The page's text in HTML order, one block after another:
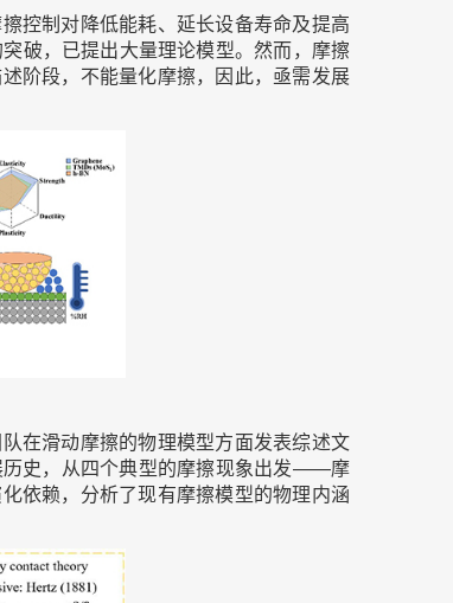
控制对降低能耗、延长设备寿命及提高
破，已提出大量理论模型。然而，摩擦
阶段，不能量化摩擦，因此，亟需发展
在滑动摩擦的物理模型方面发表综述文
历史，从四个典型的摩擦现象出发——摩
依赖，分析了现有摩擦模型的物理内涵